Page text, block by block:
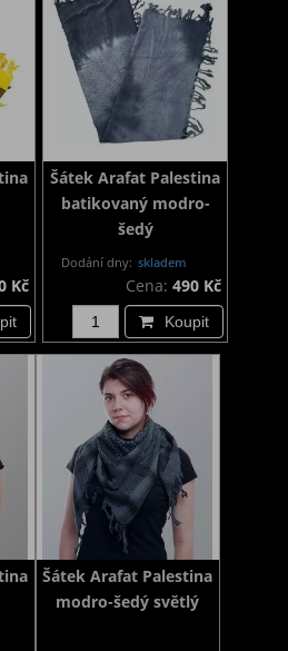
Kč
Šátek Arafat Palestina
batikovaný modro-
šedý
Dodání dny: skladem
Cena: 490 Kč
Koupit
Šátek Arafat Palestina
modro-šedý světlý